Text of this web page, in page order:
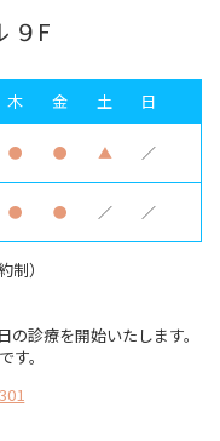
９F
木 金 土
日
● ● ▲ ／
● ● ／ ／
制）
診療を開始いたします。
。